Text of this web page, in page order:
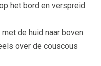
het bord en verspreid
de huid naar boven.
over de couscous